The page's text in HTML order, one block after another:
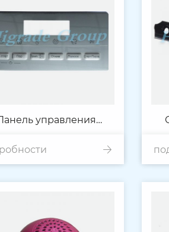
управления
машиной